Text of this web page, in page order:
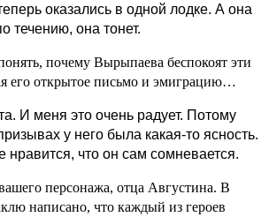
оказались в одной лодке. А она
течению, она тонет.
почему Вырыпаева беспокоят эти
его открытое письмо и эмиграцию…
И меня это очень радует. Потому
у него была какая‑то ясность.
нравится, что он сам сомневается.
персонажа, отца Августина. В
написано, что каждый из героев